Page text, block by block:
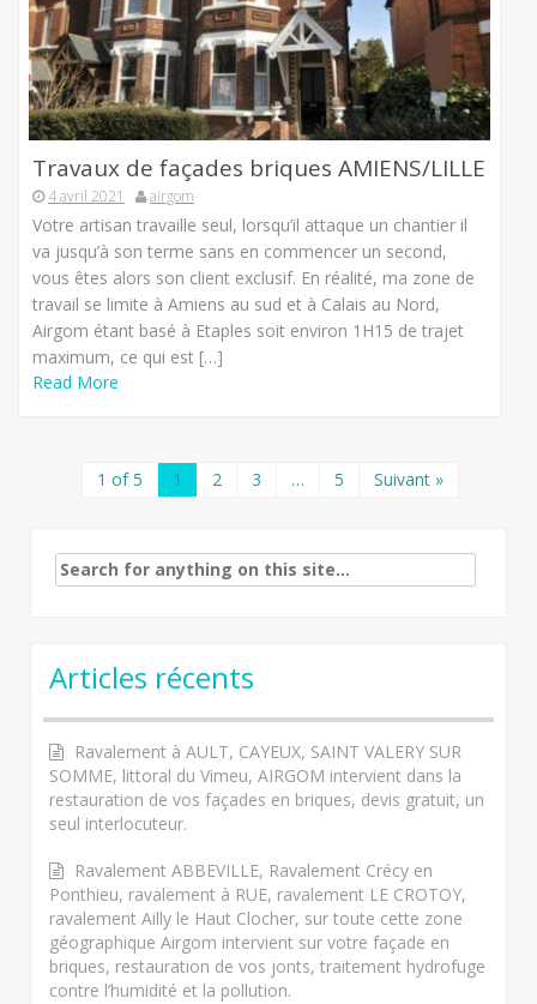
Travaux de façades briques AMIENS/LILLE
4 avril 2021 airgom
Votre artisan travaille seul, lorsqu’il attaque un chantier il
va jusqu’à son terme sans en commencer un second,
vous êtes alors son client exclusif. En réalité, ma zone de
travail se limite à Amiens au sud et à Calais au Nord,
Airgom étant basé à Etaples soit environ 1H15 de trajet
maximum, ce qui est […]
Read More
1 of 5 1 2 3 … 5 Suivant »
Search
for:
Articles récents
Ravalement à AULT, CAYEUX, SAINT VALERY SUR
SOMME, littoral du Vimeu, AIRGOM intervient dans la
restauration de vos façades en briques, devis gratuit, un
seul interlocuteur.
Ravalement ABBEVILLE, Ravalement Crécy en
Ponthieu, ravalement à RUE, ravalement LE CROTOY,
ravalement Ailly le Haut Clocher, sur toute cette zone
géographique Airgom intervient sur votre façade en
briques, restauration de vos jonts, traitement hydrofuge
contre l’humidité et la pollution.